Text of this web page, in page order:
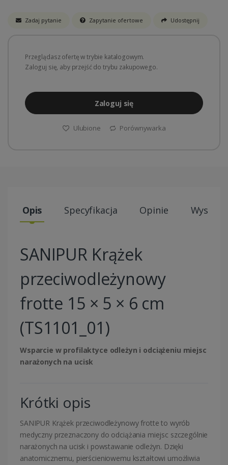
Zadaj pytanie Zapytanie ofertowe Udostępnij
Przeglądasz ofertę w trybie katalogowym.
Zaloguj się, aby przejść do trybu zakupowego.
Zaloguj się
Ulubione Porównywarka
Opis Specyfikacja Opinie Wysyłki
SANIPUR Krążek
przeciwodleżynowy
frotte 15 × 5 × 6 cm
(TS1101_01)
Wsparcie w profilaktyce odleżyn i odciążeniu miejsc
narażonych na ucisk
Krótki opis
SANIPUR Krążek przeciwodleżynowy frotte to wyrób
medyczny przeznaczony do odciążania miejsc szczególnie
narażonych na ucisk i powstawanie odleżyn. Dzięki
anatomicznemu, pierścieniowemu kształtowi umożliwia